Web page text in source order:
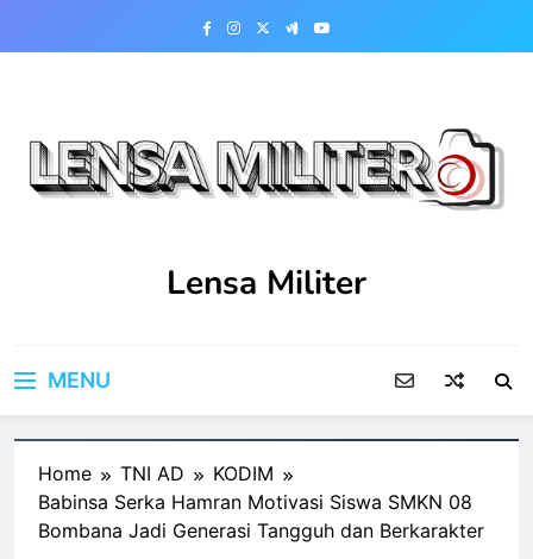
Lensa Militer
MENU
Home TNI AD
KODIM
Babinsa Serka Hamran Motivasi Siswa SMKN 08
Bombana Jadi Generasi Tangguh dan Berkarakter